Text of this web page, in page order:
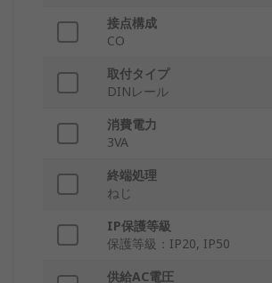
接点構成
CO
取付タイプ
DINレール
消費電力
3VA
終端処理
ねじ
IP保護等級
保護等級：IP20, IP50
供給AC電圧